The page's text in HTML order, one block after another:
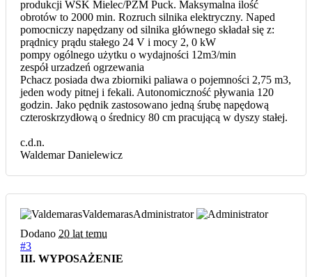
produkcji WSK Mielec/PZM Puck. Maksymalna ilość
obrotów to 2000 min. Rozruch silnika elektryczny. Naped
pomocniczy napędzany od silnika głównego składał się z:
prądnicy prądu stałego 24 V i mocy 2, 0 kW
pompy ogólnego użytku o wydajności 12m3/min
zespół urzadzeń ogrzewania
Pchacz posiada dwa zbiorniki paliawa o pojemności 2,75 m3,
jeden wody pitnej i fekali. Autonomiczność pływania 120
godzin. Jako pędnik zastosowano jedną śrubę napędową
czteroskrzydłową o średnicy 80 cm pracującą w dyszy stałej.
c.d.n.
Waldemar Danielewicz
ValdemarasAdministrator
Dodano 20 lat temu
#3
III. WYPOSAŻENIE